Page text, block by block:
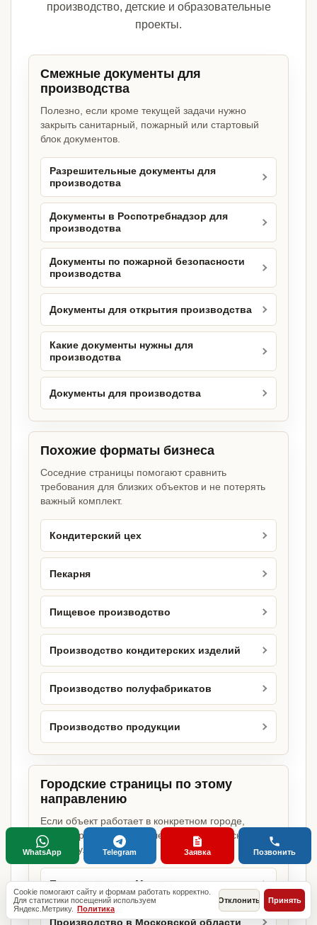
производство, детские и образовательные
проекты.
Смежные документы для
производства
Полезно, если кроме текущей задачи нужно
закрыть санитарный, пожарный или стартовый
блок документов.
Разрешительные документы для
производства
Документы в Роспотребнадзор для
производства
Документы по пожарной безопасности
производства
Документы для открытия производства
Какие документы нужны для
производства
Документы для производства
Похожие форматы бизнеса
Соседние страницы помогают сравнить
требования для близких объектов и не потерять
важный комплект.
Кондитерский цех
Пекарня
Пищевое производство
Производство кондитерских изделий
Производство полуфабрикатов
Производство продукции
Городские страницы по этому
направлению
Если объект работает в конкретном городе,
можно сразу открыть релевантную городскую
страницу.
Производство в Москве
Производство в Московской области
Cookie помогают сайту и формам работать корректно.
Для статистики посещений используем
Яндекс.Метрику. Политика
Отклонить Принять
WhatsApp Telegram Заявка Позвонить